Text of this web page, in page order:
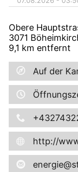
Obere
3071
9,1 km entfernt
Auf der
http://